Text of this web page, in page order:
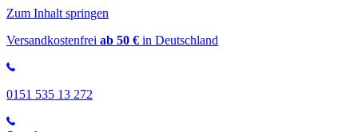
Zum Inhalt springen
Versandkostenfrei ab 50 € in Deutschland
0151 535 13 272